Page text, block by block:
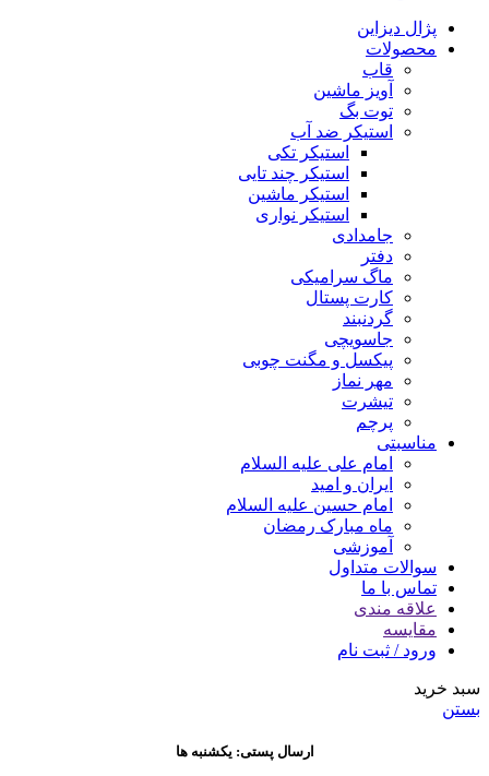
پژال دیزاین
محصولات
قاب
آویز ماشین
توت بگ
استیکر ضد آب
استیکر تکی
استیکر چند تایی
استیکر ماشین
استیکر نواری
جامدادی
دفتر
ماگ سرامیکی
کارت پستال
گردنبند
جاسویچی
پیکسل و مگنت چوبی
مهر نماز
تیشرت
پرچم
مناسبتی
امام علی علیه السلام
ایران و امید
امام حسین علیه السلام
ماه مبارک رمضان
آموزشی
سوالات متداول
تماس با ما
علاقه مندی
مقایسه
ورود / ثبت نام
سبد خرید
بستن
ارسال پستی: یکشنبه ها